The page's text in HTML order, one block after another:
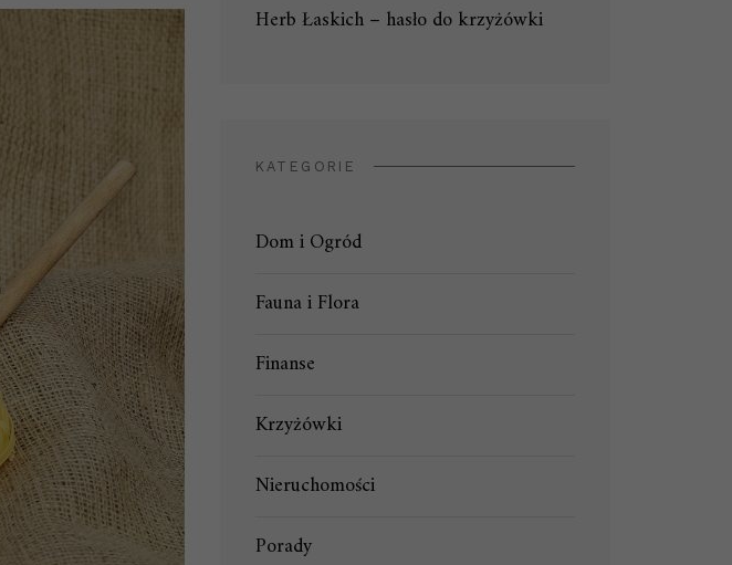
Herb Łaskich – hasło do krzyżówki
KATEGORIE
Dom i Ogród
Fauna i Flora
Finanse
Krzyżówki
Nieruchomości
Porady